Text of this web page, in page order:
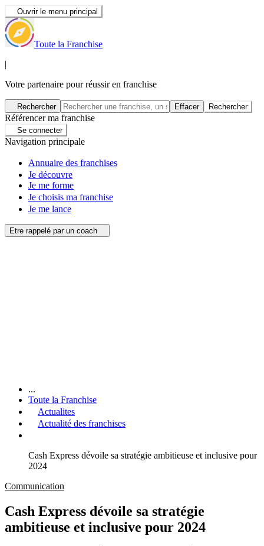
Ouvrir le menu principal
Toute la Franchise
|
Votre partenaire pour réussir en franchise
Rechercher Effacer Rechercher
Référencer ma franchise
Se connecter
Navigation principale
Annuaire des franchises
Je découvre
Je me forme
Je choisis ma franchise
Je me lance
Etre rappelé par un coach
...
Toute la Franchise
Actualites
Actualité des franchises
Cash Express dévoile sa stratégie ambitieuse et inclusive pour
2024
Communication
Cash Express dévoile sa stratégie
ambitieuse et inclusive pour 2024